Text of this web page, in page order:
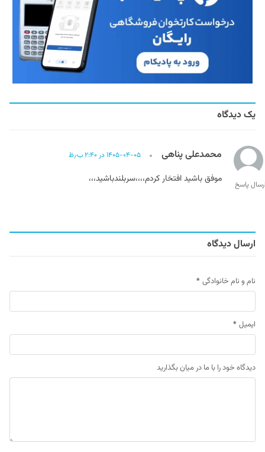
یک دیدگاه
محمدعلی پناهی ۱۴۰۵-۰۴-۰۵ در ۲:۴۰ ب٫ظ
موفق باشید افتخار کردم،،،،سربلندباشید،،، پاسخ
ارسال دیدگاه
نام و نام خانوادگی *
ایمیل *
دیدگاه خود را با ما در میان بگذارید